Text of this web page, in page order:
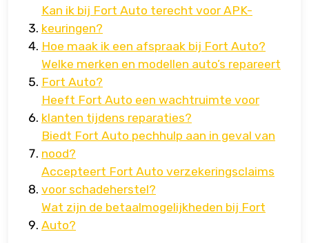
Kan ik bij Fort Auto terecht voor APK-
keuringen?
Hoe maak ik een afspraak bij Fort Auto?
Welke merken en modellen auto’s repareert
Fort Auto?
Heeft Fort Auto een wachtruimte voor
klanten tijdens reparaties?
Biedt Fort Auto pechhulp aan in geval van
nood?
Accepteert Fort Auto verzekeringsclaims
voor schadeherstel?
Wat zijn de betaalmogelijkheden bij Fort
Auto?